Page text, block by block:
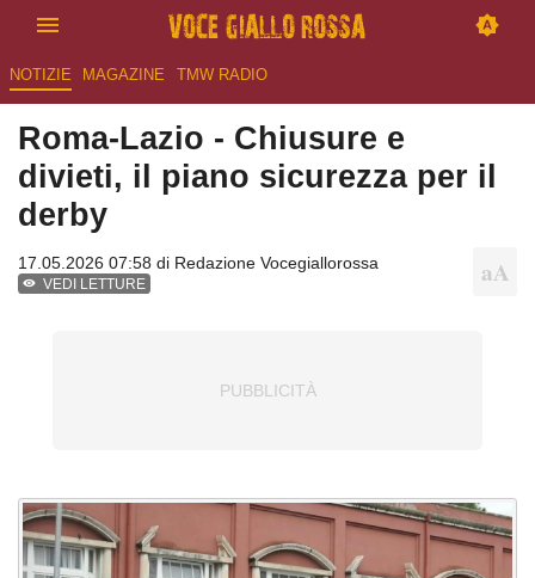
NOTIZIE MAGAZINE TMW RADIO
Roma-Lazio - Chiusure e
divieti, il piano sicurezza per il
derby
17.05.2026 07:58 di Redazione Vocegiallorossa
VEDI LETTURE